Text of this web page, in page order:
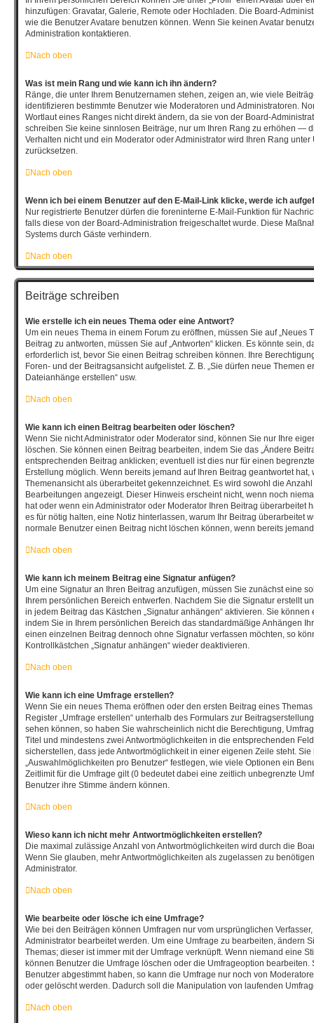
hinzufügen: Gravatar, Galerie, Remote oder Hochladen. Die Board-
wie die Benutzer Avatare benutzen können. Wenn Sie keinen Avatar
Administration kontaktieren.
Nach oben
Was ist mein Rang und wie kann ich ihn ändern?
Ränge, die unter Ihrem Benutzernamen stehen, zeigen an, wie viele
identifizieren bestimmte Benutzer wie Moderatoren und Administratoren.
Wortlaut eines Ranges nicht direkt ändern, da sie von der Board-
schreiben Sie keine sinnlosen Beiträge, nur um Ihren Rang zu erhöhen —
Verhalten nicht und ein Moderator oder Administrator wird Ihren Rang
zurücksetzen.
Nach oben
Wenn ich bei einem Benutzer auf den E-Mail-Link klicke, werde ich
Nur registrierte Benutzer dürfen die foreninterne E-Mail-Funktion für
falls diese von der Board-Administration freigeschaltet wurde. Diese
Systems durch Gäste verhindern.
Nach oben
Beiträge schreiben
Wie erstelle ich ein neues Thema oder eine Antwort?
Um ein neues Thema in einem Forum zu eröffnen, müssen Sie auf „Neues
Beitrag zu antworten, müssen Sie auf „Antworten“ klicken. Es könnte sein,
erforderlich ist, bevor Sie einen Beitrag schreiben können. Ihre
Foren- und der Beitragsansicht aufgelistet. Z. B. „Sie dürfen neue Themen
Dateianhänge erstellen“ usw.
Nach oben
Wie kann ich einen Beitrag bearbeiten oder löschen?
Wenn Sie nicht Administrator oder Moderator sind, können Sie nur Ihre
löschen. Sie können einen Beitrag bearbeiten, indem Sie das „Ändere
entsprechenden Beitrag anklicken; eventuell ist dies nur für einen
Erstellung möglich. Wenn bereits jemand auf Ihren Beitrag geantwortet hat,
Themenansicht als überarbeitet gekennzeichnet. Es wird sowohl die
Bearbeitungen angezeigt. Dieser Hinweis erscheint nicht, wenn noch
hat oder wenn ein Administrator oder Moderator Ihren Beitrag überarbeitet
es für nötig halten, eine Notiz hinterlassen, warum Ihr Beitrag überarbeitet
normale Benutzer einen Beitrag nicht löschen können, wenn bereits
Nach oben
Wie kann ich meinem Beitrag eine Signatur anfügen?
Um eine Signatur an Ihren Beitrag anzufügen, müssen Sie zunächst eine
Ihrem persönlichen Bereich entwerfen. Nachdem Sie die Signatur erstellt
in jedem Beitrag das Kästchen „Signatur anhängen“ aktivieren. Sie
indem Sie in Ihrem persönlichen Bereich das standardmäßige Anhängen
einen einzelnen Beitrag dennoch ohne Signatur verfassen möchten, so
Kontrollkästchen „Signatur anhängen“ wieder deaktivieren.
Nach oben
Wie kann ich eine Umfrage erstellen?
Wenn Sie ein neues Thema eröffnen oder den ersten Beitrag eines
Register „Umfrage erstellen“ unterhalb des Formulars zur
sehen können, so haben Sie wahrscheinlich nicht die Berechtigung,
Titel und mindestens zwei Antwortmöglichkeiten in die entsprechenden
sicherstellen, dass jede Antwortmöglichkeit in einer eigenen Zeile steht.
„Auswahlmöglichkeiten pro Benutzer“ festlegen, wie viele Optionen ein
Zeitlimit für die Umfrage gilt (0 bedeutet dabei eine zeitlich unbegrenzte
Benutzer ihre Stimme ändern können.
Nach oben
Wieso kann ich nicht mehr Antwortmöglichkeiten erstellen?
Die maximal zulässige Anzahl von Antwortmöglichkeiten wird durch die
Wenn Sie glauben, mehr Antwortmöglichkeiten als zugelassen zu
Administrator.
Nach oben
Wie bearbeite oder lösche ich eine Umfrage?
Wie bei den Beiträgen können Umfragen nur vom ursprünglichen
Administrator bearbeitet werden. Um eine Umfrage zu bearbeiten, ändern
Themas; dieser ist immer mit der Umfrage verknüpft. Wenn niemand eine
können Benutzer die Umfrage löschen oder die Umfrageoption
Benutzer abgestimmt haben, so kann die Umfrage nur noch von
oder gelöscht werden. Dadurch soll die Manipulation von laufenden
Nach oben